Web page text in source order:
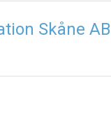
Skåne AB